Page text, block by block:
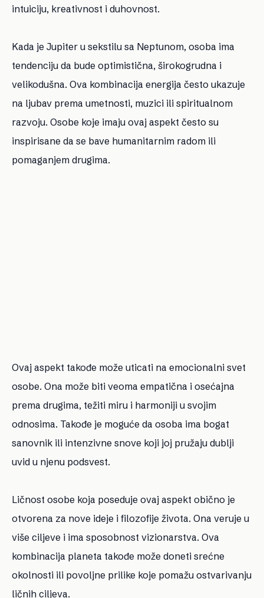
intuiciju, kreativnost i duhovnost.
Kada je Jupiter u sekstilu sa Neptunom, osoba ima
tendenciju da bude optimistična, širokogrudna i
velikodušna. Ova kombinacija energija često ukazuje
na ljubav prema umetnosti, muzici ili spiritualnom
razvoju. Osobe koje imaju ovaj aspekt često su
inspirisane da se bave humanitarnim radom ili
pomaganjem drugima.
Ovaj aspekt takođe može uticati na emocionalni svet
osobe. Ona može biti veoma empatična i osećajna
prema drugima, težiti miru i harmoniji u svojim
odnosima. Takođe je moguće da osoba ima bogat
sanovnik ili intenzivne snove koji joj pružaju dublji
uvid u njenu podsvest.
Ličnost osobe koja poseduje ovaj aspekt obično je
otvorena za nove ideje i filozofije života. Ona veruje u
više ciljeve i ima sposobnost vizionarstva. Ova
kombinacija planeta takođe može doneti srećne
okolnosti ili povoljne prilike koje pomažu ostvarivanju
ličnih ciljeva.